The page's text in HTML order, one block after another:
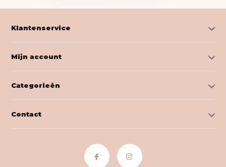
Klantenservice
Mijn account
Categorieën
Contact